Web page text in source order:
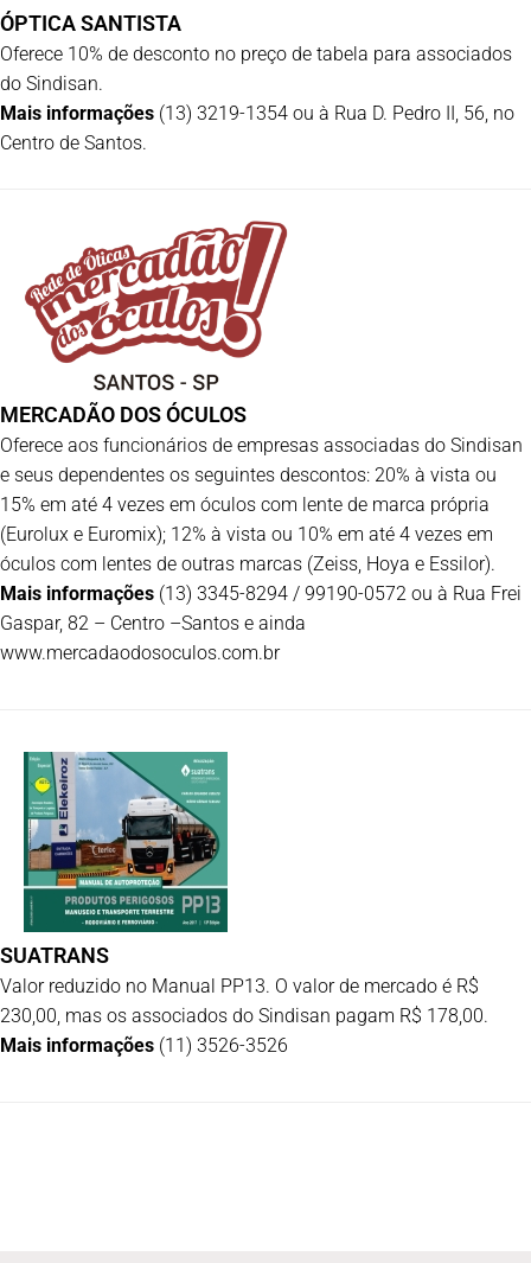
ÓPTICA SANTISTA
Oferece 10% de desconto no preço de tabela para associados
do Sindisan.
Mais informações (13) 3219-1354 ou à Rua D. Pedro II, 56, no
Centro de Santos.
MERCADÃO DOS ÓCULOS
Oferece aos funcionários de empresas associadas do Sindisan
e seus dependentes os seguintes descontos: 20% à vista ou
15% em até 4 vezes em óculos com lente de marca própria
(Eurolux e Euromix); 12% à vista ou 10% em até 4 vezes em
óculos com lentes de outras marcas (Zeiss, Hoya e Essilor).
Mais informações (13) 3345-8294 / 99190-0572 ou à Rua Frei
Gaspar, 82 – Centro –Santos e ainda
www.mercadaodosoculos.com.br
SUATRANS
Valor reduzido no Manual PP13. O valor de mercado é R$
230,00, mas os associados do Sindisan pagam R$ 178,00.
Mais informações (11) 3526-3526